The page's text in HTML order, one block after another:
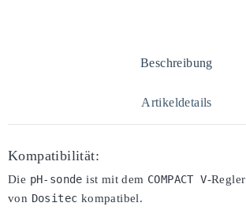
Beschreibung
Artikeldetails
Kompatibilität:
Die pH-sonde ist mit dem COMPACT V-Regler
von Dositec kompatibel.